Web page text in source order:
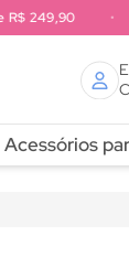
249,90
Acessórios